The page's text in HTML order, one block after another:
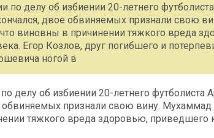
по делу об избиении 20-летнего
двое обвиняемых признали свою
виновны в причинении тяжкого вреда
Егор Козлов, друг погибшего и
ногой в
делу об избиении 20-летнего футболиста
обвиняемых признали свою вину.
тяжкого вреда здоровью, приведшего